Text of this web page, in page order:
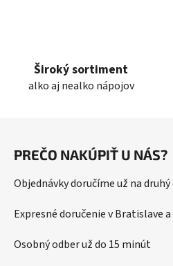
Široký sortiment
alko aj nealko nápojov
PREČO NAKÚPIŤ U NÁS?
Objednávky doručíme už na druhý
Expresné doručenie v Bratislave
Osobný odber už do 15 minút